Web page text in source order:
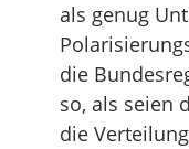
als genug
die
so, als seien
die